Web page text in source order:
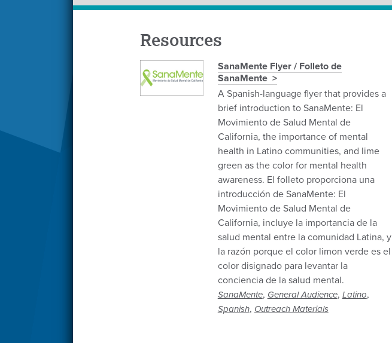
Resources
SanaMente Flyer / Folleto de
SanaMente
A Spanish-language flyer that provides a
brief introduction to SanaMente: El
Movimiento de Salud Mental de
California, the importance of mental
health in Latino communities, and lime
green as the color for mental health
awareness. El folleto proporciona una
introducción de SanaMente: El
Movimiento de Salud Mental de
California, incluye la importancia de la
salud mental entre la comunidad Latina, y
la razón porque el color limon verde es el
color disignado para levantar la
conciencia de la salud mental.
SanaMente, General Audience, Latino,
Spanish, Outreach Materials